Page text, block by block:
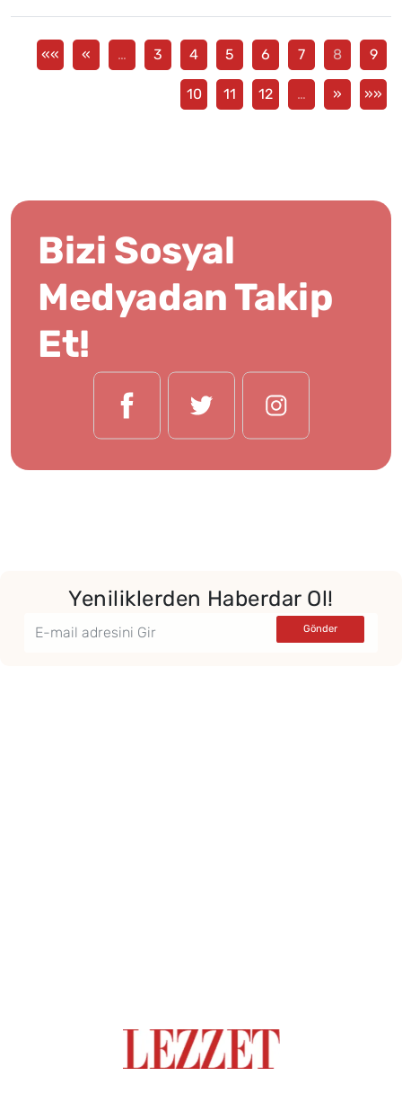
«« « … 3 4 5 6 7 8 9
10 11 12 … » »»
Bizi Sosyal
Medyadan Takip
Et!
Yeniliklerden Haberdar Ol!